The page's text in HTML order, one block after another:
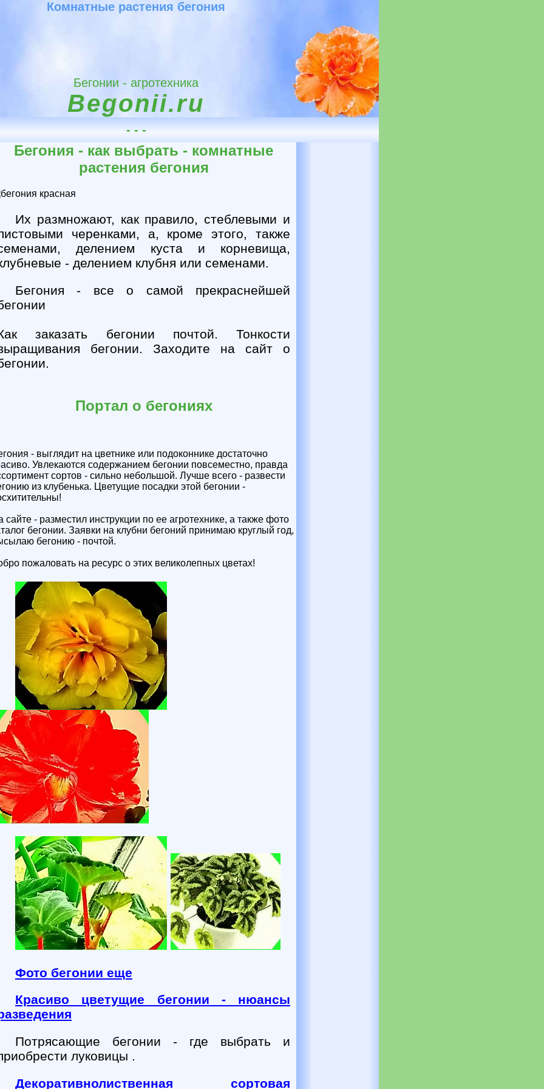
Комнатные растения бегония
Бегонии - агротехника
Begonii.ru
- - -
Бегония - как выбрать - комнатные
растения бегония
Их размножают, как правило, стеблевыми и
черенками, а, кроме этого, также
делением куста и корневища,
- делением клубня или семенами.
Бегония - все о самой прекраснейшей
заказать бегонии почтой. Тонкости
бегонии. Заходите на сайт о
Портал о бегониях
- выглядит на цветнике или подоконнике достаточно
Увлекаются содержанием бегонии повсеместно, правда
сортов - сильно небольшой. Лучше всего - развести
из клубенька. Цветущие посадки этой бегонии -
сайте - разместил инструкции по ее агротехнике, а также фото
бегонии. Заявки на клубни бегоний принимаю круглый год,
бегонию - почтой.
пожаловать на ресурс о этих великолепных цветах!
Фото бегонии еще
Красиво цветущие бегонии - нюансы
Потрясающие бегонии - где выбрать и
луковицы .
Декоративнолиственная сортовая